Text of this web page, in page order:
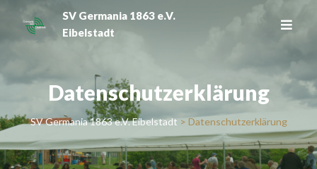
SV Germania 1863 e.V.
Eibelstadt
Datenschutzerklärung
SV Germania 1863 e.V. Eibelstadt > Datenschutzerklärung